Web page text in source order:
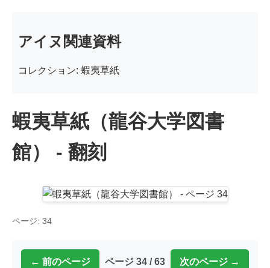
アイヌ関連資料
コレクション: 蝦夷草紙
蝦夷草紙（龍谷大学図書
館） - 翻刻
ページ: 34
← 前のページ ページ 34 / 63 次のページ →